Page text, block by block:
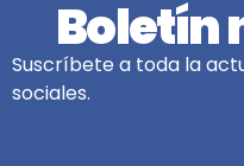
Boletín
Suscríbete a toda la
sociales.